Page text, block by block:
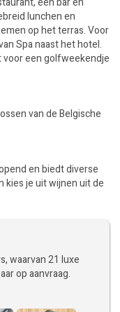
lunchen en
op het terras. Voor
Spa naast het hotel.
een golfweekendje
van de Belgische
en biedt diverse
kies je uit wijnen uit de
waarvan 21 luxe
op aanvraag.